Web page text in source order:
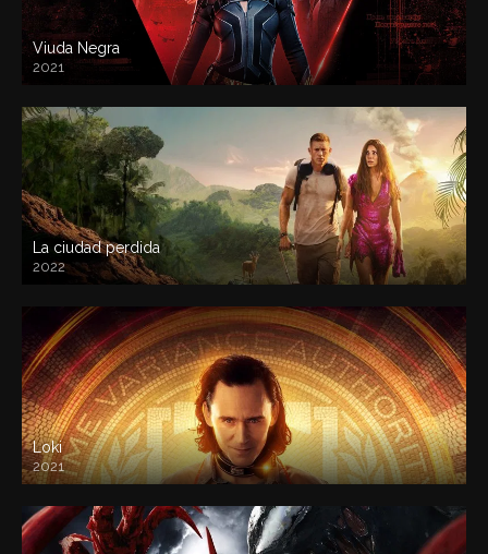
Viuda Negra
2021
La ciudad perdida
2022
Loki
2021